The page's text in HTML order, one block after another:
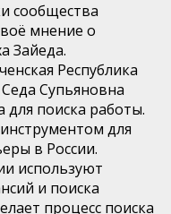
сообщества
мнение о
Зайеда.
Республика
Супьяновна
поиска работы.
для
в России.
используют
и поиска
процесс поиска